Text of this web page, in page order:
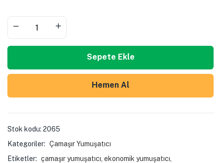
Sepete Ekle
Hemen Al
Stok kodu: 2065
Kategoriler: Çamaşır Yumuşatıcı
Etiketler: çamaşır yumuşatıcı ekonomik yumuşatıcı